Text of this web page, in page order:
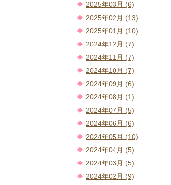
2025年03月 (6)
2025年02月 (13)
2025年01月 (10)
2024年12月 (7)
2024年11月 (7)
2024年10月 (7)
2024年09月 (6)
2024年08月 (1)
2024年07月 (5)
2024年06月 (6)
2024年05月 (10)
2024年04月 (5)
2024年03月 (5)
2024年02月 (9)